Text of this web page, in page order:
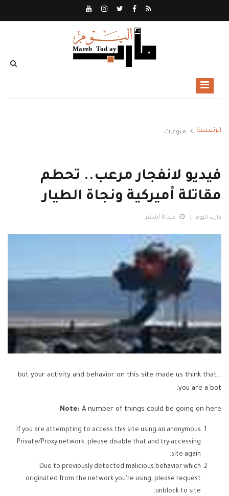
الرئيسية منوعات
فيديو لانفجار مرعب.. تحطم
مقاتلة أميركية ونجاة الطيار
مارب اليوم منذ 8 أشهر
...but your activity and behavior on this site made us think that
you are a bot.
Note: A number of things could be going on here.
If you are attempting to access this site using an anonymous
Private/Proxy network, please disable that and try accessing
site again.
Due to previously detected malicious behavior which
originated from the network you're using, please request
unblock to site.